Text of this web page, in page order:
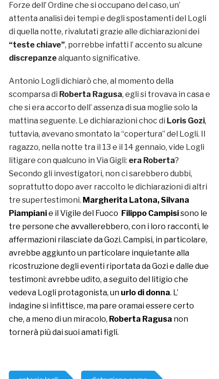
Forze dell’ Ordine che si occupano del caso, un’
attenta analisi dei tempi e degli spostamenti del Logli
di quella notte, rivalutati grazie alle dichiarazioni dei
“teste chiave”, porrebbe infatti l’ accento su alcune
discrepanzealquanto significative.
Antonio Logli dichiarò che, al momento della
scomparsa di Roberta Ragusa, egli si trovava in casa e
che si era accorto dell’ assenza di sua moglie solo la
mattina seguente. Le dichiarazioni choc di Loris Gozi,
tuttavia, avevano smontato la “copertura” del Logli. Il
ragazzo, nella notte tra il 13 e il 14 gennaio, vide Logli
litigare con qualcuno in Via Gigli: era Roberta?
Secondo gli investigatori, non ci sarebbero dubbi,
soprattutto dopo aver raccolto le dichiarazioni di altri
tre supertestimoni. Margherita Latona, Silvana
Piampianie il Vigile del Fuoco Filippo Campisisono le
tre persone che avvallerebbero, con i loro racconti, le
affermazioni rilasciate da Gozi. Campisi, in particolare,
avrebbe aggiunto un particolare inquietante alla
ricostruzione degli eventi riportata da Gozi e dalle due
testimoni: avrebbe udito, a seguito del litigio che
vedeva Logli protagonista, un urlo di donna. L’
indagine si infittisce, ma pare oramai essere certo
che, a meno di un miracolo, Roberta Ragusa non
tornerà più dai suoi amati figli.